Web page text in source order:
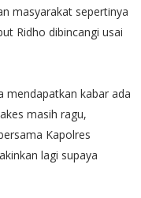
masyarakat sepertinya
Ridho dibincangi usai
mendapatkan kabar ada
masih ragu,
Kapolres
lagi supaya